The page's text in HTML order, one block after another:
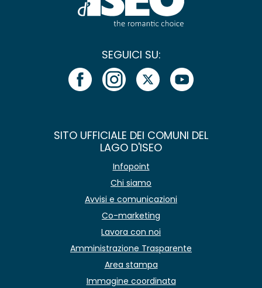
SEGUICI SU:
SITO UFFICIALE DEI COMUNI DEL
LAGO D'ISEO
Infopoint
Chi siamo
Avvisi e comunicazioni
Co-marketing
Lavora con noi
Amministrazione Trasparente
Area stampa
Immagine coordinata